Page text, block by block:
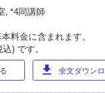
, *4同講師
料金に含まれます。
) です。
download 全文ダウン